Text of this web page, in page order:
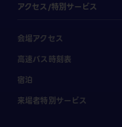
アクセス/特別サービス
会場アクセス
高速バス時刻表
宿泊
来場者特別サービス